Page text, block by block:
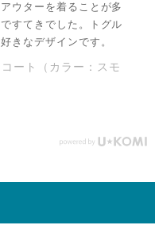
ウターを着ることが多
すてきでした。トグル
きなデザインです。
ート（カラー：スモ